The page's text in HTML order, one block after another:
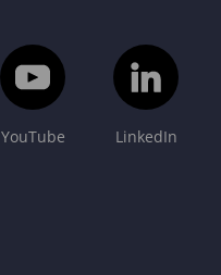
YouTube LinkedIn